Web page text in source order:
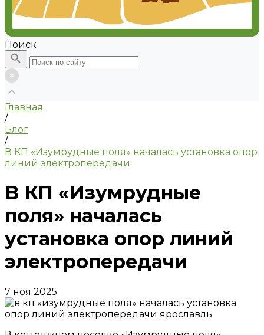
Поиск
Главная
/
Блог
/
В КП «Изумрудные поля» началась установка опор
линий электропередачи
В КП «Изумрудные
поля» началась
установка опор линий
электропередачи
7 ноя 2025